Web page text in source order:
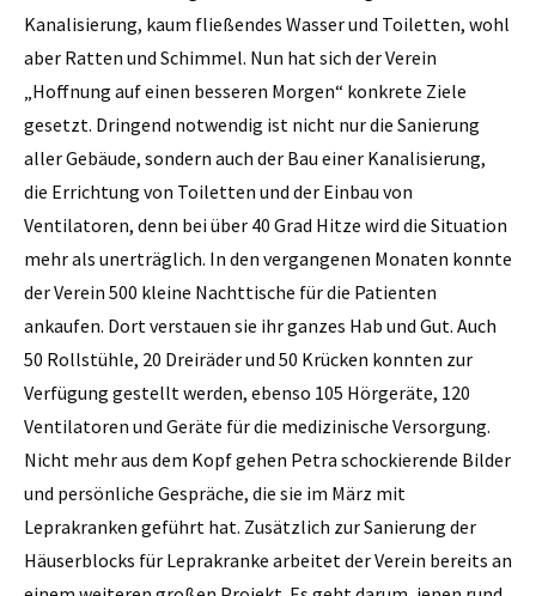
Kanalisierung, kaum fließendes Wasser und Toiletten, wohl
aber Ratten und Schimmel. Nun hat sich der Verein
„Hoffnung auf einen besseren Morgen“ konkrete Ziele
gesetzt. Dringend notwendig ist nicht nur die Sanierung
aller Gebäude, sondern auch der Bau einer Kanalisierung,
die Errichtung von Toiletten und der Einbau von
Ventilatoren, denn bei über 40 Grad Hitze wird die Situation
mehr als unerträglich. In den vergangenen Monaten konnte
der Verein 500 kleine Nachttische für die Patienten
ankaufen. Dort verstauen sie ihr ganzes Hab und Gut. Auch
50 Rollstühle, 20 Dreiräder und 50 Krücken konnten zur
Verfügung gestellt werden, ebenso 105 Hörgeräte, 120
Ventilatoren und Geräte für die medizinische Versorgung.
Nicht mehr aus dem Kopf gehen Petra schockierende Bilder
und persönliche Gespräche, die sie im März mit
Leprakranken geführt hat. Zusätzlich zur Sanierung der
Häuserblocks für Leprakranke arbeitet der Verein bereits an